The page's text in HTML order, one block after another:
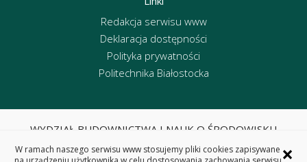
Redakcja serwisu www
Deklaracja dostępności
Polityka prywatności
Politechnika Białostocka
WYDZIAŁ BUDOWNICTWA I NAUK O ŚRODOWISKU
ul. Wiejska 45E, 15-351 Białystok
×
W ramach naszego serwisu www stosujemy pliki cookies zapisywane